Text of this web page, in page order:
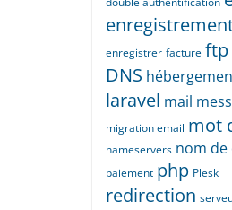
enregistrer facture ftp
DNS
laravel mail
migration email mot
nameservers nom
paiement php Plesk
redirection